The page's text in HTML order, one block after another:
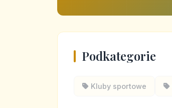
Podkategorie
Kluby sportowe